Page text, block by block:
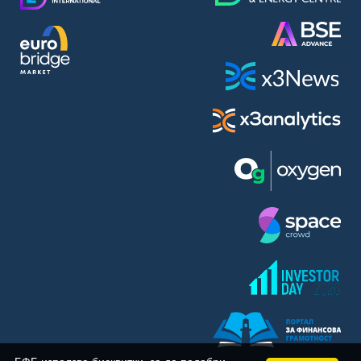
BASF SE (BAS)
Bayer AG (BAYN)
Bayerische Motoren Werke AG (BMW)
BE Semiconductor Industries N.V. (BSI)
Capital One Financial Corp. (CFX)